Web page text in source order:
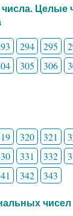
Целые
294 295
305 306
320 321
331 332
342 343
чисел